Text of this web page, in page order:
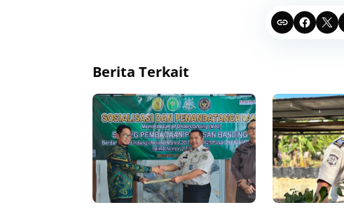
Berita Terkait